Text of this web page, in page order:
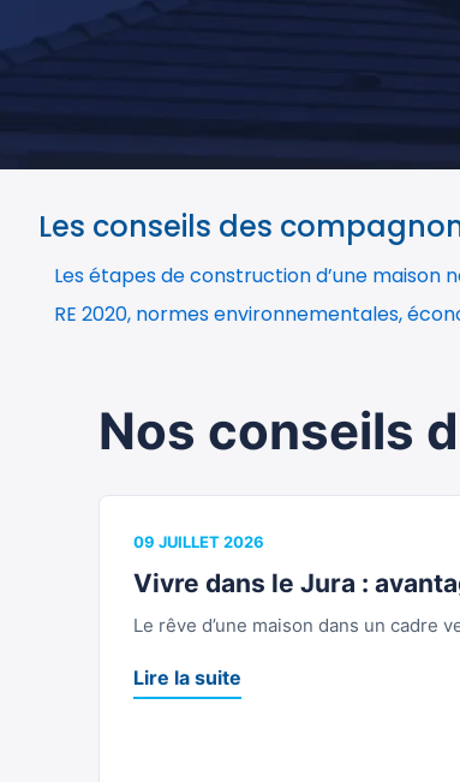
Les conseils des
Les étapes de construction d’une maison
RE 2020, normes environnementales,
Nos conseils
09 JUILLET 2026
Vivre dans le Jura :
Le rêve d’une maison dans un cadre
Lire la suite